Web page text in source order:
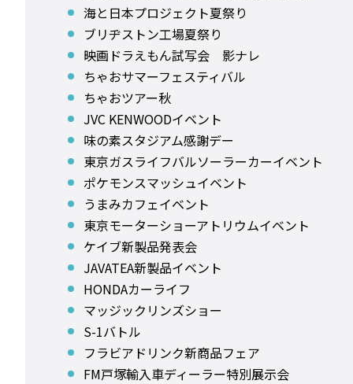
海と日本プロジェクト夏祭り
ブリヂストン工場夏祭り
映画ドラえもん試写会 影ナレ
ちゃおサマーフェスティバル
ちゃおツアー秋
JVC KENWOODイベント
味の素スタジアム感謝デー
東京ガスライフバルソーラーカーイベント
ポケモンスマッシュイベント
うまみカフェイベント
東京モーターショーアトリウムイベント
ケイブ新製品発表会
JAVATEA新製品イベント
HONDAカーライフ
マッジックリンズショー
S-1バトル
フラビアドリンク新商品フェア
FM戸塚輸入車ディーラー特別展示会